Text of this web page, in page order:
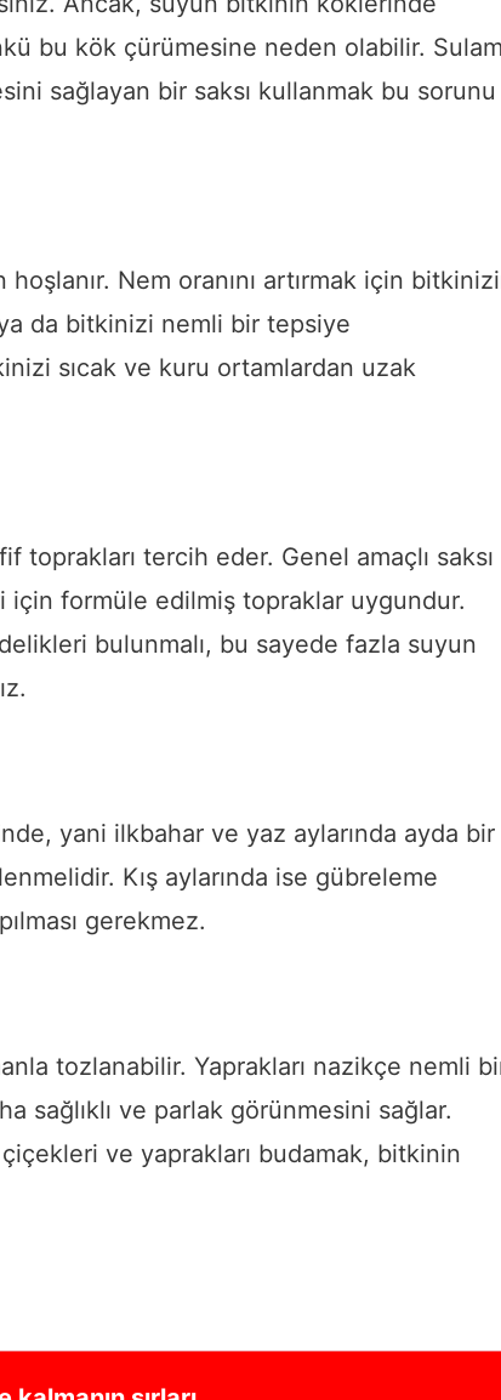
bu kök çürümesine neden olabilir.
sağlayan bir saksı kullanmak bu sorunu
Nem oranını artırmak için
da bitkinizi nemli bir tepsiye
sıcak ve kuru ortamlardan uzak
toprakları tercih eder. Genel amaçlı saksı
için formüle edilmiş topraklar uygundur.
bulunmalı, bu sayede fazla suyun
yani ilkbahar ve yaz aylarında ayda bir
Kış aylarında ise gübreleme
gerekmez.
tozlanabilir. Yaprakları nazikçe nemli
sağlıklı ve parlak görünmesini sağlar.
ve yaprakları budamak, bitkinin